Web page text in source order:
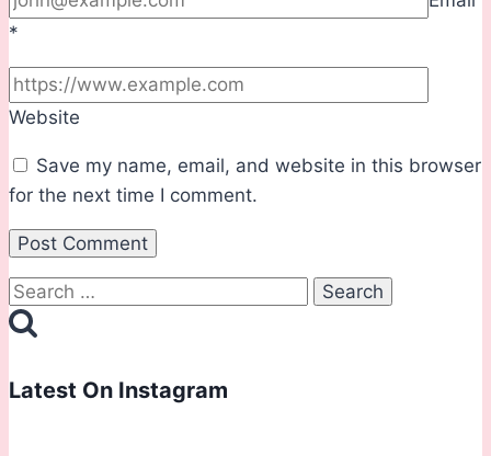
*
Website
Save my name, email, and website in this browser
for the next time I comment.
Search
for:
Latest On Instagram